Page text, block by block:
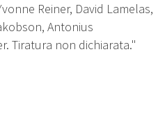
Reiner, David Lamelas,
Antonius
Tiratura non dichiarata."